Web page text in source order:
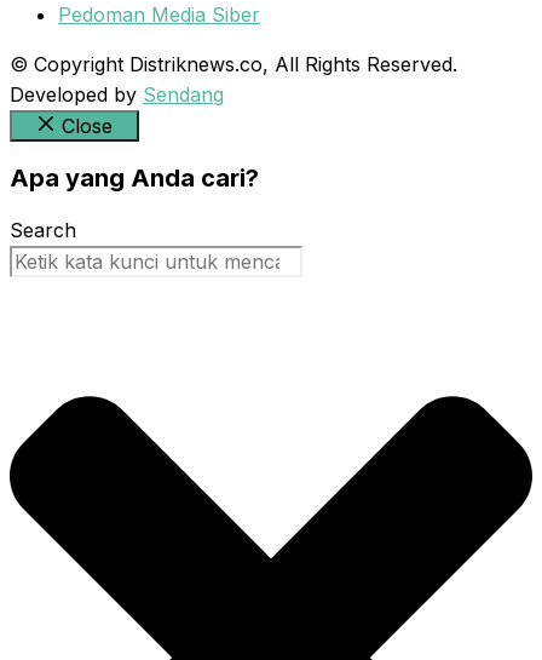
Pedoman Media Siber
© Copyright Distriknews.co, All Rights Reserved.
Developed by Sendang
Close
Apa yang Anda cari?
Search